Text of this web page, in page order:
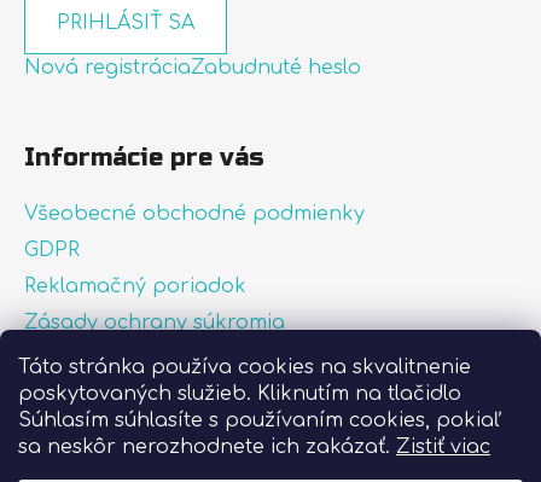
Táto stránka používa cookies na skvalitnenie
poskytovaných služieb. Kliknutím na tlačidlo
Súhlasím súhlasíte s používaním cookies, pokiaľ
sa neskôr nerozhodnete ich zakázať. Zistiť viac
PRIHLÁSIŤ SA
Nová registráciaZabudnuté heslo
Informácie pre vás
Všeobecné obchodné podmienky
GDPR
Reklamačný poriadok
Zásady ochrany súkromia
Zásady používania súborov cookies
O nás
FAQ